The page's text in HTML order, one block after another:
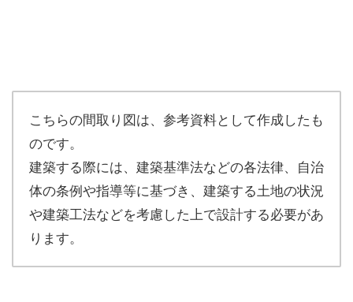
こちらの間取り図は、参考資料として作成したも
のです。
建築する際には、建築基準法などの各法律、自治
体の条例や指導等に基づき、建築する土地の状況
や建築工法などを考慮した上で設計する必要があ
ります。